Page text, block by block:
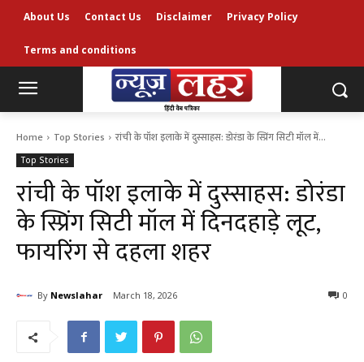
About Us Contact Us Disclaimer Privacy Policy
Terms and conditions
Home Top Stories रांची के पॉश इलाके में दुस्साहस: डोरंडा के स्प्रिंग सिटी मॉल में...
Top Stories
रांची के पॉश इलाके में दुस्साहस: डोरंडा
के स्प्रिंग सिटी मॉल में दिनदहाड़े लूट,
फायरिंग से दहला शहर
By Newslahar March 18, 2026 0